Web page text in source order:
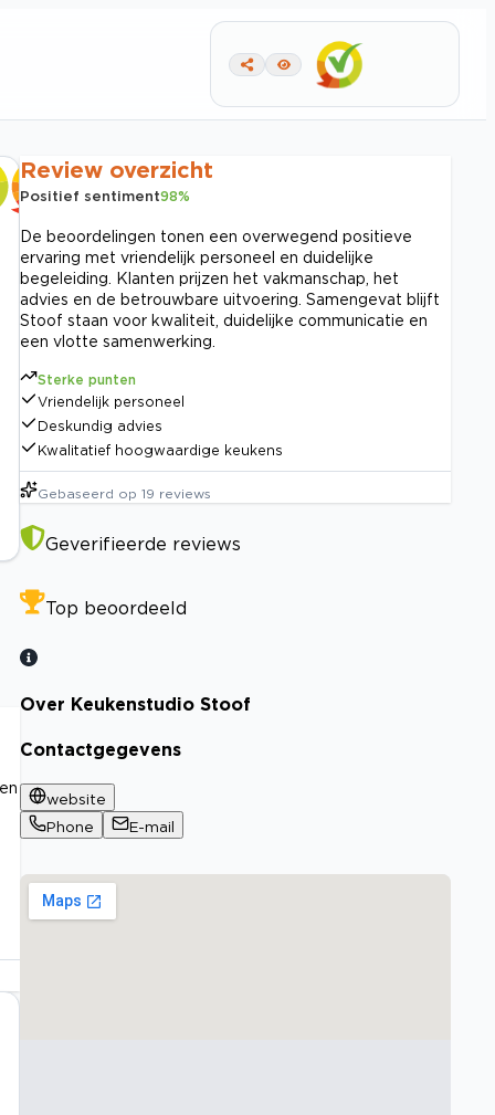
Review overzicht
Positief sentiment98%
De beoordelingen tonen een overwegend positieve
ervaring met vriendelijk personeel en duidelijke
begeleiding. Klanten prijzen het vakmanschap, het
advies en de betrouwbare uitvoering. Samengevat blijft
Stoof staan voor kwaliteit, duidelijke communicatie en
een vlotte samenwerking.
Sterke punten
Vriendelijk personeel
Deskundig advies
Kwalitatief hoogwaardige keukens
Gebaseerd op 19 reviews
Geverifieerde reviews
Top beoordeeld
Over Keukenstudio Stoof
Contactgegevens
website
Phone
E-mail